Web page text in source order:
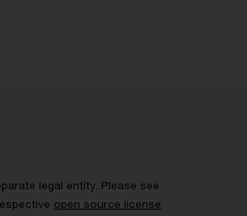
legal entity. Please see
open source license